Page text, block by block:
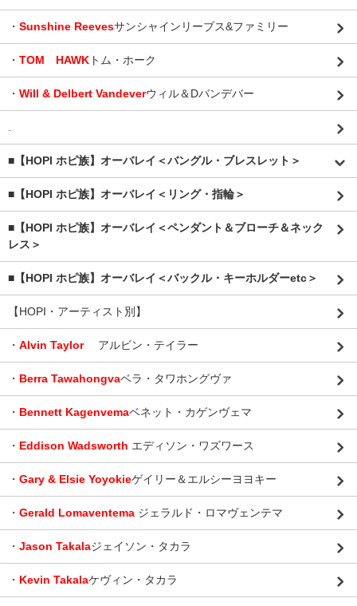
・ Sunshine Reevesサンシャインリーブス&ファミリー
・ TOM HAWK トム・ホーク
・ Will & Delbert Vandeverウィル＆Dバンデバー
■【HOPI ホピ族】オーバレイ＜バングル・ブレスレット＞
■【HOPI ホピ族】オーバレイ＜リング・指輪＞
■【HOPI ホピ族】オーバレイ＜ペンダント＆ブローチ＆ネック
レス＞
■【HOPI ホピ族】オーバレイ＜バックル・キーホルダーetc＞
【HOPI・アーティスト別】
・ Alvin Taylor アルビン・テイラー
・ Berra Tawahongvaベラ・タワホングヴァ
・ Bennett Kagenvemaベネット・カゲンヴェマ
・ Eddison Wadsworth エディソン・ワズワース
・ Gary & Elsie Yoyokieゲイリー＆エルシーヨヨキー
・ Gerald Lomaventema ジェラルド・ロマヴェンテマ
・ Jason Takalaジェイソン・タカラ
・ Kevin Takalaケヴィン・タカラ